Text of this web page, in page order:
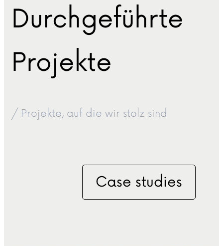
Durchgeführte
Projekte
/ Projekte, auf die wir stolz sind
Case studies